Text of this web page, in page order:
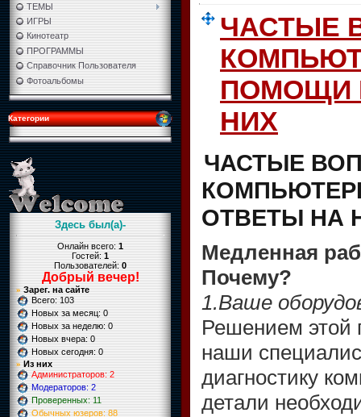
ТЕМЫ
ИГРЫ
Кинотеатр
ПРОГРАММЫ
Cправочник Пользователя
Фотоальбомы
Категории
Здесь был(а)-
Онлайн всего:1
Гостей:1
Пользователей:0
Добрый вечер!
» Зарег. на сайте
Всего: 103
Новых за месяц: 0
Новых за неделю: 0
Новых вчера: 0
Новых сегодня: 0
» Из них
Администраторов: 2
Модераторов: 2
Проверенных: 11
Обычных юзеров: 88
ЧАСТЫЕ
ПОМОЩИ
НИХ
ЧАСТЫЕ
ОТВЕТЫ НА
Медленная
Почему?
1.Ваше
Решением этой
наши
диагностику
детали